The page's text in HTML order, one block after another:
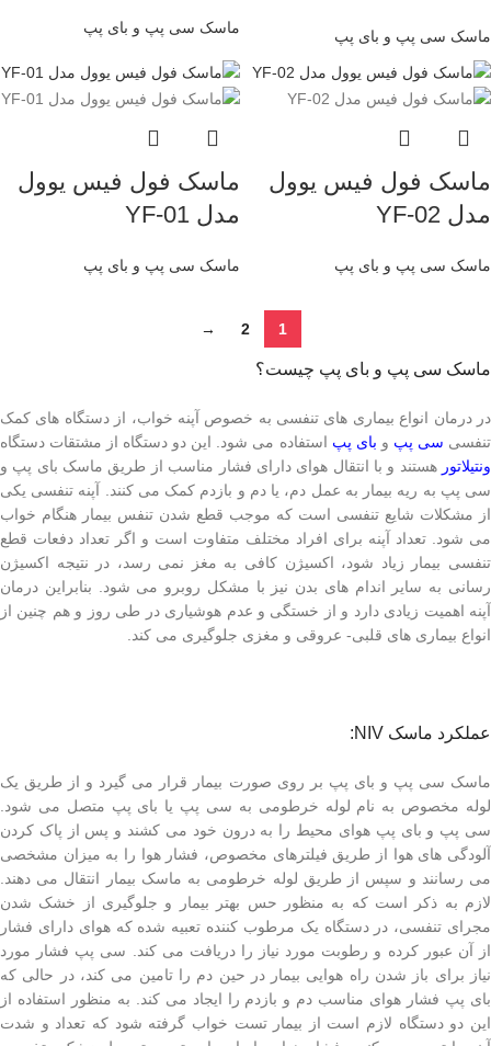
ماسک سی پپ و بای پپ ماسک سی پپ و بای پپ
ماسک فول فیس یوول
مدل YF-02
ماسک سی پپ و بای پپ
ماسک فول فیس یوول
مدل YF-01
ماسک سی پپ و بای پپ
1
2
→
ماسک سی پپ و بای پپ چیست؟
در درمان انواع بیماری های تنفسی به خصوص آپنه خواب، از دستگاه های کمک
تنفسی سی پپ و بای پپ استفاده می شود. این دو دستگاه از مشتقات دستگاه
ونتیلاتور هستند و با انتقال هوای دارای فشار مناسب از طریق ماسک بای پپ و
سی پپ به ریه بیمار به عمل دم، یا دم و بازدم کمک می کنند. آپنه تنفسی یکی
از مشکلات شایع تنفسی است که موجب قطع شدن تنفس بیمار هنگام خواب
می شود. تعداد آپنه برای افراد مختلف متفاوت است و اگر تعداد دفعات قطع
تنفسی بیمار زیاد شود، اکسیژن کافی به مغز نمی رسد، در نتیجه اکسیژن
رسانی به سایر اندام های بدن نیز با مشکل روبرو می شود. بنابراین درمان
آپنه اهمیت زیادی دارد و از خستگی و عدم هوشیاری در طی روز و هم چنین از
انواع بیماری های قلبی- عروقی و مغزی جلوگیری می کند.
عملکرد ماسک NIV:
ماسک سی پپ و بای پپ بر روی صورت بیمار قرار می گیرد و از طریق یک
لوله مخصوص به نام لوله خرطومی به سی پپ یا بای پپ متصل می شود.
سی پپ و بای پپ هوای محیط را به درون خود می کشند و پس از پاک کردن
آلودگی های هوا از طریق فیلترهای مخصوص، فشار هوا را به میزان مشخصی
می رسانند و سپس از طریق لوله خرطومی به ماسک بیمار انتقال می دهند.
لازم به ذکر است که به منظور حس بهتر بیمار و جلوگیری از خشک شدن
مجرای تنفسی، در دستگاه یک مرطوب کننده تعبیه شده که هوای دارای فشار
از آن عبور کرده و رطوبت مورد نیاز را دریافت می کند. سی پپ فشار مورد
نیاز برای باز شدن راه هوایی بیمار در حین دم را تامین می کند، در حالی که
بای پپ فشار هوای مناسب دم و بازدم را ایجاد می کند. به منظور استفاده از
این دو دستگاه لازم است از بیمار تست خواب گرفته شود که تعداد و شدت